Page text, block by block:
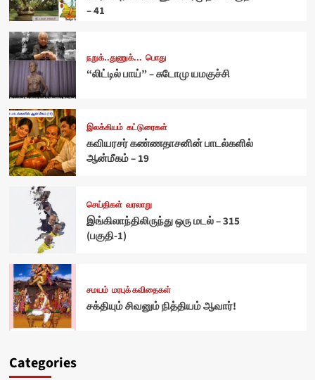
– 41
நறுக்..துணுக்... பொது
“லிட்டில் பாய்” – சுடோமு யமகுச்சி
இலக்கியம் கட்டுரைகள்
கவியரசர் கண்ணதாசனின் பாடல்களில்
ஆன்மீகம் – 19
செய்திகள் வரலாறு
இங்கிலாந்திலிருந்து ஒரு மடல் – 315
(பகுதி-1)
சமயம் மரபுக் கவிதைகள்
சக்தியும் சிவனும் நித்தியம் ஆவார்!
Categories